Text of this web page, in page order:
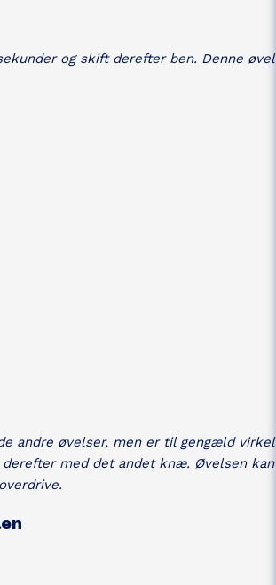
og skift derefter ben. Denne
andre øvelser, men er til gengæld
med det andet knæ. Øvelsen kan